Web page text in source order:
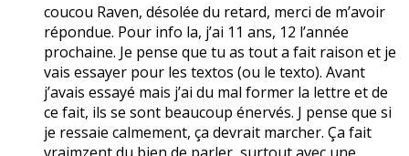
coucou Raven, désolée du retard, merci de m’avoir
répondue. Pour info la, j’ai 11 ans, 12 l’année
prochaine. Je pense que tu as tout a fait raison et je
vais essayer pour les textos (ou le texto). Avant
j’avais essayé mais j’ai du mal former la lettre et de
ce fait, ils se sont beaucoup énervés. J pense que si
je ressaie calmement, ça devrait marcher. Ça fait